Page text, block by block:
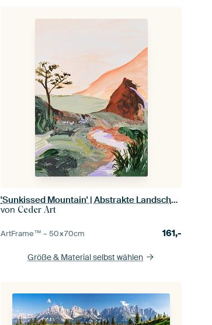
'Sunkissed Mountain' | Abstrakte Landschaft
von Ceder Art
ArtFrame™ –50×70cm 161,-
Größe & Material selbst wählen